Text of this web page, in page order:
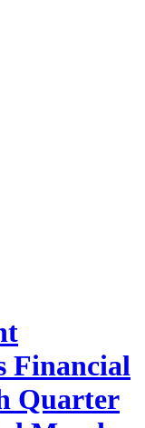
Financial
Quarter